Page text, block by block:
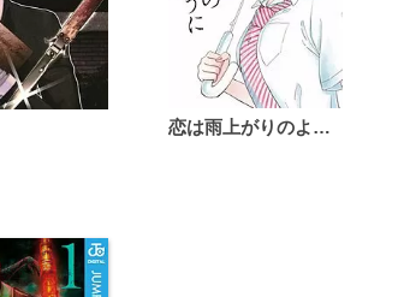
恋は雨上がりのように